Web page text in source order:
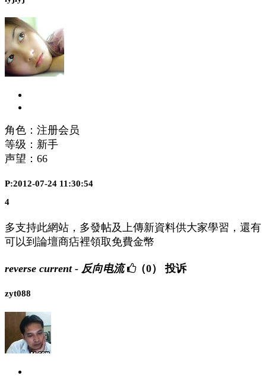
角色：注册会员
等级：新手
声望： 66
P:2012-07-24 11:30:54
4
多支持此網站，多發帖及上傳新資料供大家學習，還有
可以到論壇商痁裡領取免費金幣
reverse current - 反向电流 （0） 投诉
zyt088